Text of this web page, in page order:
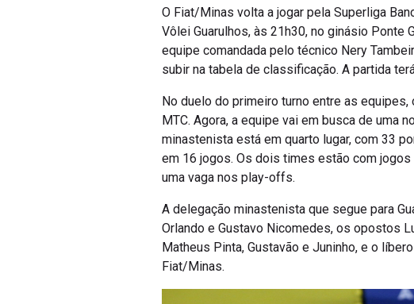
O Fiat/Minas volta a jogar pela Superliga
Vôlei Guarulhos, às 21h30, no ginásio Ponte
equipe comandada pelo técnico Nery
subir na tabela de classificação. A partida
No duelo do primeiro turno entre as
MTC. Agora, a equipe vai em busca de uma
minastenista está em quarto lugar, com 33
em 16 jogos. Os dois times estão com
uma vaga nos play-offs.
A delegação minastenista que segue para
Orlando e Gustavo Nicomedes, os opostos
Matheus Pinta, Gustavão e Juninho, e o
Fiat/Minas.